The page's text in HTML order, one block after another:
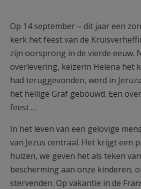
Op 14 september – dit jaar een
kerk het feest van de
zijn oorsprong in de vierde eeuw.
overlevering, keizerin Helena het
had teruggevonden, werd in
het heilige Graf gebouwd. Een
feest …
In het leven van een gelovige
van Jezus centraal. Het krijgt een
huizen, we geven het als teken
bescherming aan onze kinderen,
stervenden. Op vakantie in de